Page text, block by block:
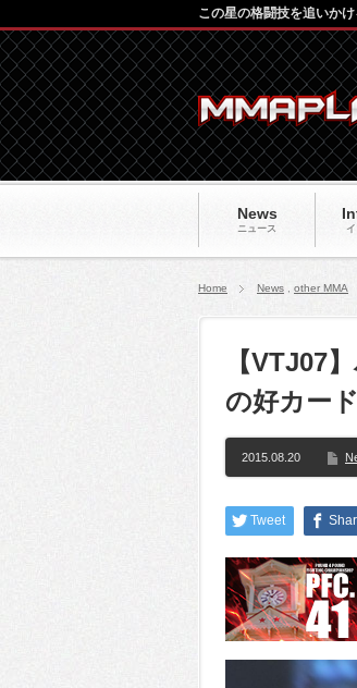
News
ニュース
この星の格闘技を追いかけ
Home News other MMA
【VTJ07
の好カー
2015.08.20
Tweet